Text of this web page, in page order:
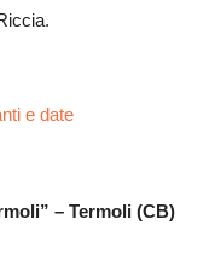
e date
– Termoli (CB)